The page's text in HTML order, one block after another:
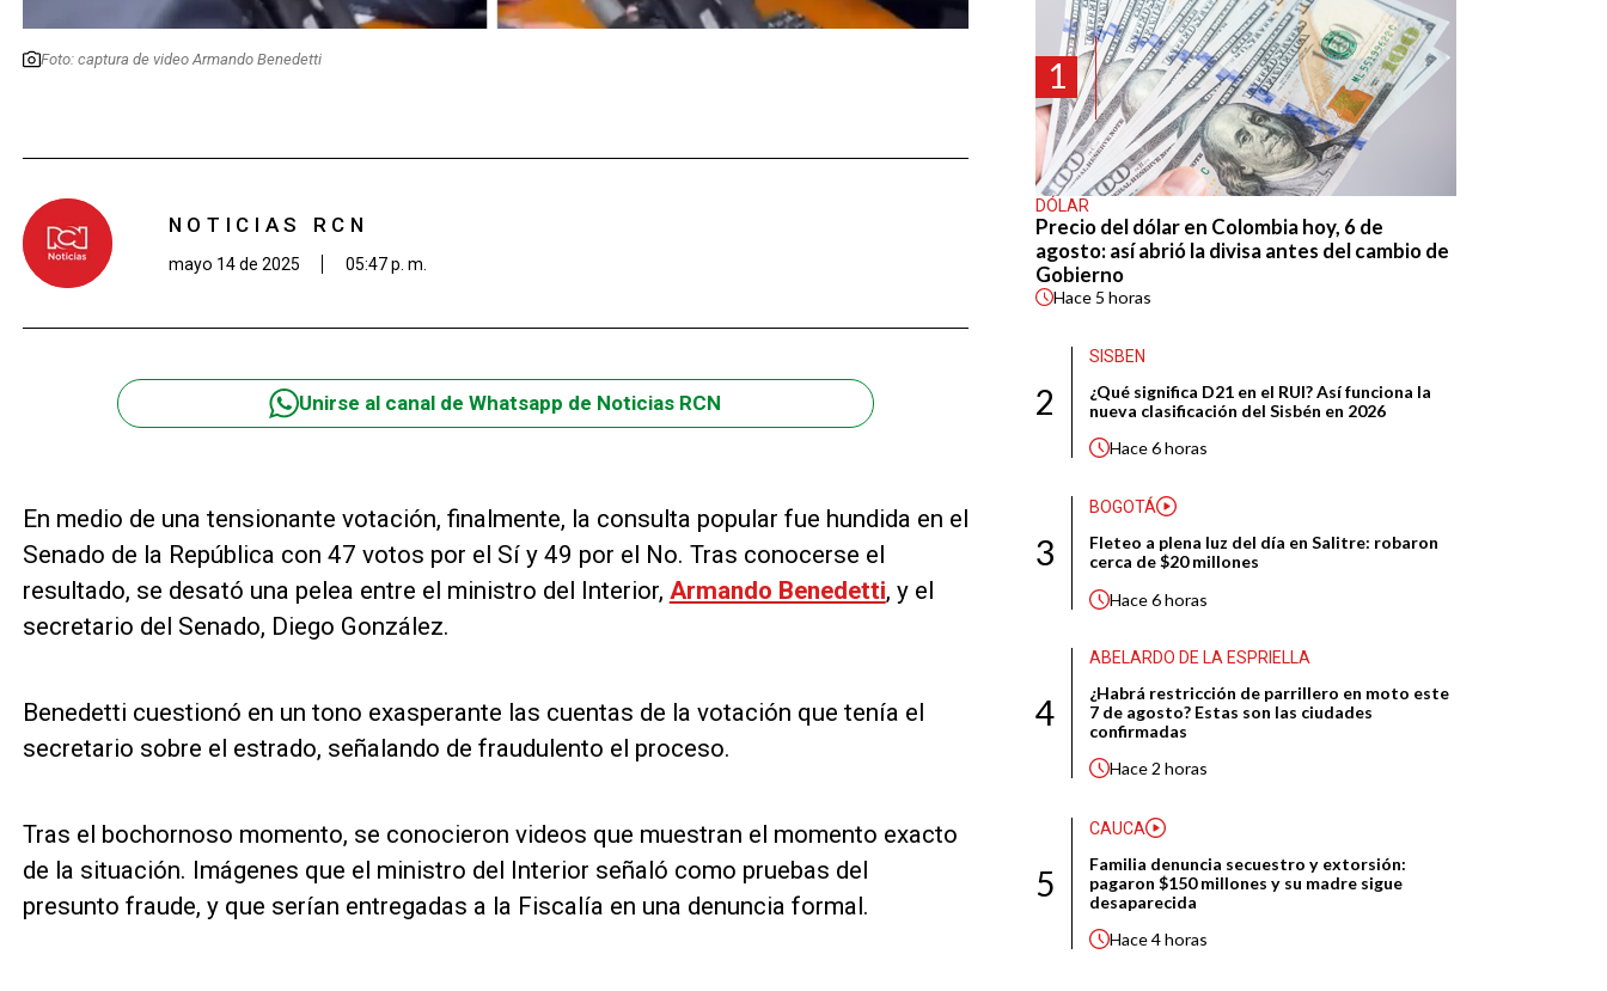
Foto: captura de video Armando Benedetti
NOTICIAS RCN
mayo 14 de 2025 05:47 p. m.
Unirse al canal de Whatsapp de Noticias RCN
En medio de una tensionante votación, finalmente, la consulta popular fue hundida en el
Senado de la República con 47 votos por el Sí y 49 por el No. Tras conocerse el
resultado, se desató una pelea entre el ministro del Interior, Armando Benedetti, y el
secretario del Senado, Diego González.
Benedetti cuestionó en un tono exasperante las cuentas de la votación que tenía el
secretario sobre el estrado, señalando de fraudulento el proceso.
Tras el bochornoso momento, se conocieron videos que muestran el momento exacto
de la situación. Imágenes que el ministro del Interior señaló como pruebas del
presunto fraude, y que serían entregadas a la Fiscalía en una denuncia formal.
1
DÓLAR
Precio del dólar en Colombia hoy, 6 de
agosto: así abrió la divisa antes del cambio de
Gobierno
Hace 5 horas
2
SISBEN
¿Qué significa D21 en el RUI? Así funciona la
nueva clasificación del Sisbén en 2026
Hace6 horas
3
BOGOTÁ
Fleteo a plena luz del día en Salitre: robaron
cerca de $20 millones
Hace6 horas
4
ABELARDO DE LA ESPRIELLA
¿Habrá restricción de parrillero en moto este
7 de agosto? Estas son las ciudades
confirmadas
Hace2 horas
5
CAUCA
Familia denuncia secuestro y extorsión:
pagaron $150 millones y su madre sigue
desaparecida
Hace4 horas